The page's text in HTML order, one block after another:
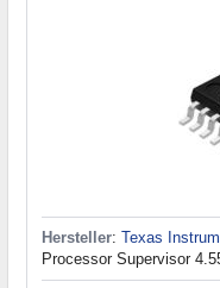
Hersteller: Texas
Processor Supervisor